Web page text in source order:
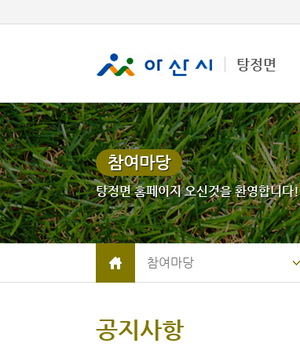
탕정면
참여마당
탕정면 홈페이지 오신것을 환영합니다!
참여마당
공지사항